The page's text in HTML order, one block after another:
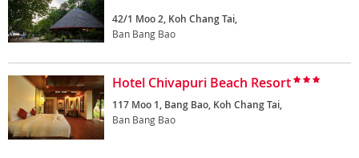
42/1 Moo 2, Koh Chang Tai,
Ban Bang Bao
Hotel Chivapuri Beach Resort
117 Moo 1, Bang Bao, Koh Chang Tai,
Ban Bang Bao